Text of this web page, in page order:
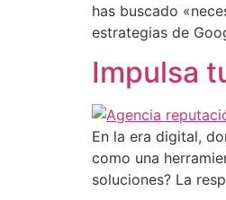
has buscado
estrategias de
Impulsa
En la era digital,
como una
soluciones? La